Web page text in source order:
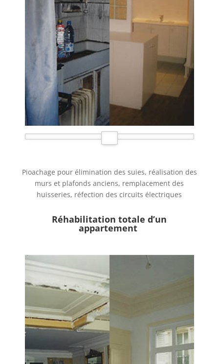
Pioachage pour élimination des suies, réalisation des
murs et plafonds anciens, remplacement des
huisseries, réfection des circuits électriques
Réhabilitation totale d’un
appartement